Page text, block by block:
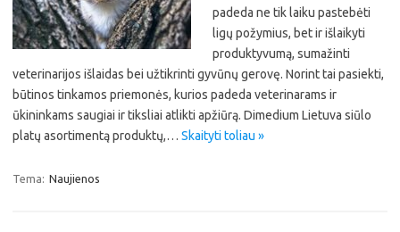
padeda ne tik laiku pastebėti
ligų požymius, bet ir išlaikyti
produktyvumą, sumažinti
veterinarijos išlaidas bei užtikrinti gyvūnų gerovę. Norint tai pasiekti,
būtinos tinkamos priemonės, kurios padeda veterinarams ir
ūkininkams saugiai ir tiksliai atlikti apžiūrą. Dimedium Lietuva siūlo
platų asortimentą produktų,… Skaityti toliau »
Tema: Naujienos